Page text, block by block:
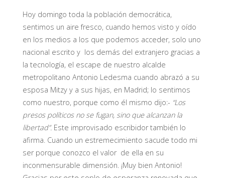
Hoy domingo toda la población democrática,
sentimos un aire fresco, cuando hemos visto y oído
en los medios a los que podemos acceder, solo uno
nacional escrito y los demás del extranjero gracias a
la tecnología, el escape de nuestro alcalde
metropolitano Antonio Ledesma cuando abrazó a su
esposa Mitzy y a sus hijas, en Madrid; lo sentimos
como nuestro, porque como él mismo dijo:- “Los
presos políticos no se fugan, sino que alcanzan la
libertad”.Este improvisado escribidor también lo
afirma. Cuando un estremecimiento sacude todo mi
ser porque conozco el valor de ella en su
inconmensurable dimensión. ¡Muy bien Antonio!